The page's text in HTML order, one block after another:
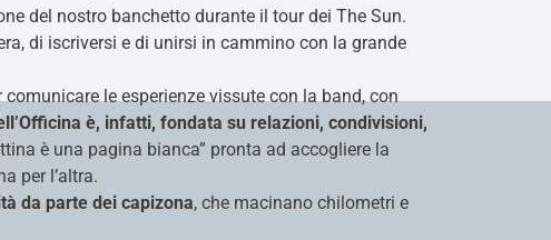
del nostro banchetto durante il tour dei The Sun.
di iscriversi e di unirsi in cammino con la grande
le esperienze vissute con la band, con
è, infatti, fondata su relazioni, condivisioni,
è una pagina bianca” pronta ad accogliere la
per l’altra.
da parte dei capizona, che macinano chilometri e